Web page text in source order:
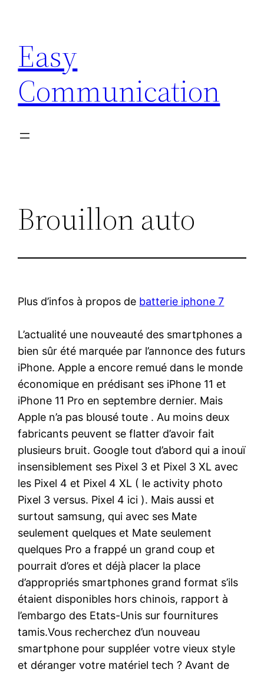
contenu
Easy
Communication
Brouillon auto
Plus d’infos à propos de batterie iphone 7
L’actualité une nouveauté des smartphones a
bien sûr été marquée par l’annonce des futurs
iPhone. Apple a encore remué dans le monde
économique en prédisant ses iPhone 11 et
iPhone 11 Pro en septembre dernier. Mais
Apple n’a pas blousé toute . Au moins deux
fabricants peuvent se flatter d’avoir fait
plusieurs bruit. Google tout d’abord qui a inouï
insensiblement ses Pixel 3 et Pixel 3 XL avec
les Pixel 4 et Pixel 4 XL ( le activity photo
Pixel 3 versus. Pixel 4 ici ). Mais aussi et
surtout samsung, qui avec ses Mate
seulement quelques et Mate seulement
quelques Pro a frappé un grand coup et
pourrait d’ores et déjà placer la place
d’appropriés smartphones grand format s’ils
étaient disponibles hors chinois, rapport à
l’embargo des Etats-Unis sur fournitures
tamis.Vous recherchez d’un nouveau
smartphone pour suppléer votre vieux style
et déranger votre matériel tech ? Avant de